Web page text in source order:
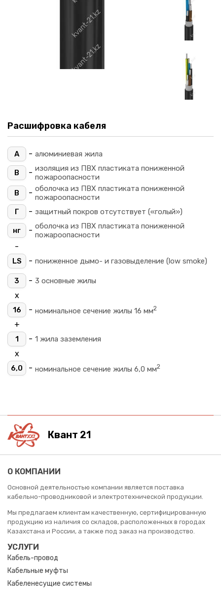
Расшифровка кабеля
А - алюминиевая жила
В - изоляция из ПВХ пластиката пониженной
пожароопасности
В
- оболочка из ПВХ пластиката пониженной
пожароопасности
Г
- защитный покров отсутствует («голый»)
нг - оболочка из ПВХ пластиката пониженной
пожароопасности
-
LS - пониженное дымо- и газовыделение (low smoke)
3 - 3 основные жилы
х
16 - номинальное сечение жилы 16 мм2
+
1 - 1 жила заземления
х
6,0 - номинальное сечение жилы 6,0 мм2
Квант 21
О КОМПАНИИ
Основной деятельностью компании является поставка
кабельно-проводниковой и электротехнической продукции.
Мы предлагаем клиентам качественную, сертифицированную
продукцию из наличия со складов, расположенных в городах
Казахстана и России, а также под заказ на производство.
УСЛУГИ
Кабель-провод
Кабельные муфты
Кабеленесущие системы